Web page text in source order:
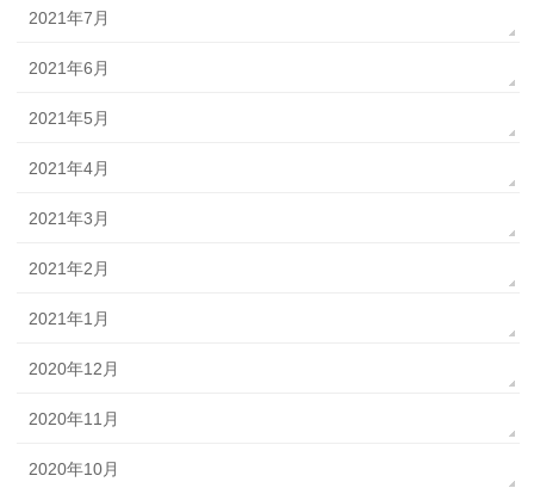
2021年7月
2021年6月
2021年5月
2021年4月
2021年3月
2021年2月
2021年1月
2020年12月
2020年11月
2020年10月